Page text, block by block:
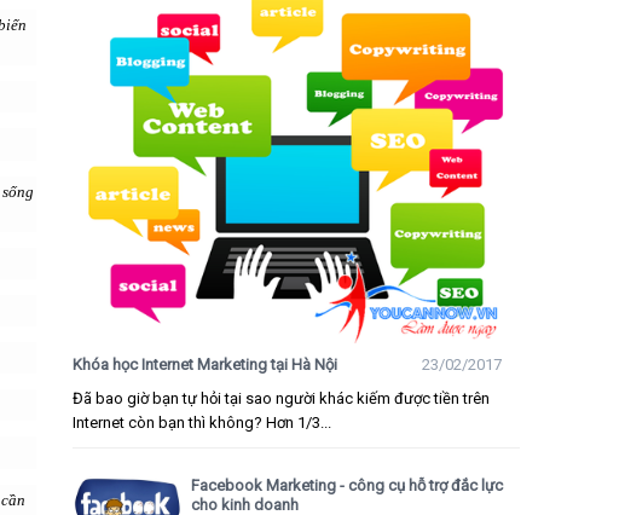
Khóa học Internet Marketing tại Hà Nội
23/02/2017
Đã bao giờ bạn tự hỏi tại sao người khác kiếm được tiền trên
Internet còn bạn thì không? Hơn 1/3...
Facebook Marketing - công cụ hỗ trợ đắc lực
cho kinh doanh